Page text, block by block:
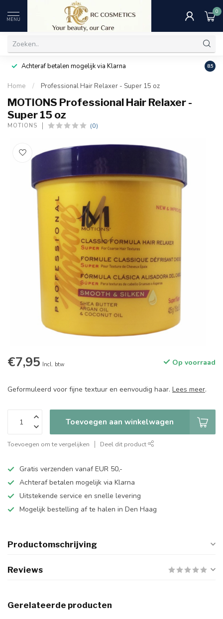
MENU
0
Achteraf betalen mogelijk via Klarna 8.5
Home / Professional Hair Relaxer - Super 15 oz
MOTIONS Professional Hair Relaxer -
Super 15 oz
MOTIONS (0)
€7,95 Incl. btw Op voorraad
Geformuleerd voor fijne textuur en eenvoudig haar. Lees meer.
Toevoegen aan winkelwagen
Toevoegen om te vergelijken Deel dit product
Gratis verzenden vanaf EUR 50,-
Achteraf betalen mogelijk via Klarna
Uitstekende service en snelle levering
Mogelijk bestelling af te halen in Den Haag
Productomschrijving
Reviews
Gerelateerde producten